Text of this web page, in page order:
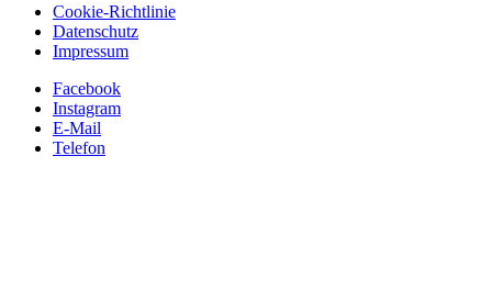
Cookie-Richtlinie
Datenschutz
Impressum
Facebook
Instagram
E-Mail
Telefon